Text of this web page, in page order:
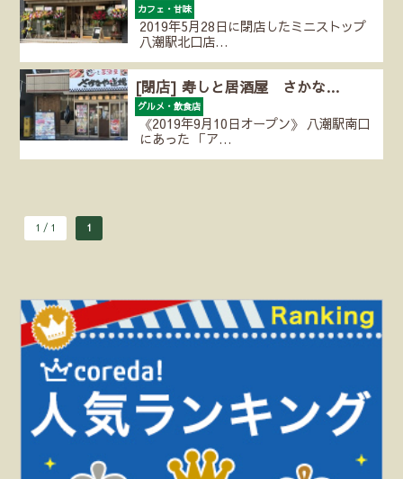
カフェ・甘味
2019年5月28日に閉店したミニストップ
八潮駅北口店…
[閉店] 寿しと居酒屋 さかな…
グルメ・飲食店
《2019年9月10日オープン》 八潮駅南口
にあった 「ア…
1 / 1 1